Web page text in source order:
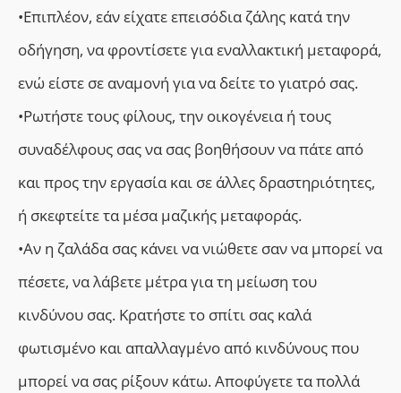
•Επιπλέον, εάν είχατε επεισόδια ζάλης κατά την
οδήγηση, να φροντίσετε για εναλλακτική μεταφορά,
ενώ είστε σε αναμονή για να δείτε το γιατρό σας.
•Ρωτήστε τους φίλους, την οικογένεια ή τους
συναδέλφους σας να σας βοηθήσουν να πάτε από
και προς την εργασία και σε άλλες δραστηριότητες,
ή σκεφτείτε τα μέσα μαζικής μεταφοράς.
•Αν η ζαλάδα σας κάνει να νιώθετε σαν να μπορεί να
πέσετε, να λάβετε μέτρα για τη μείωση του
κινδύνου σας. Κρατήστε το σπίτι σας καλά
φωτισμένο και απαλλαγμένο από κινδύνους που
μπορεί να σας ρίξουν κάτω. Αποφύγετε τα πολλά